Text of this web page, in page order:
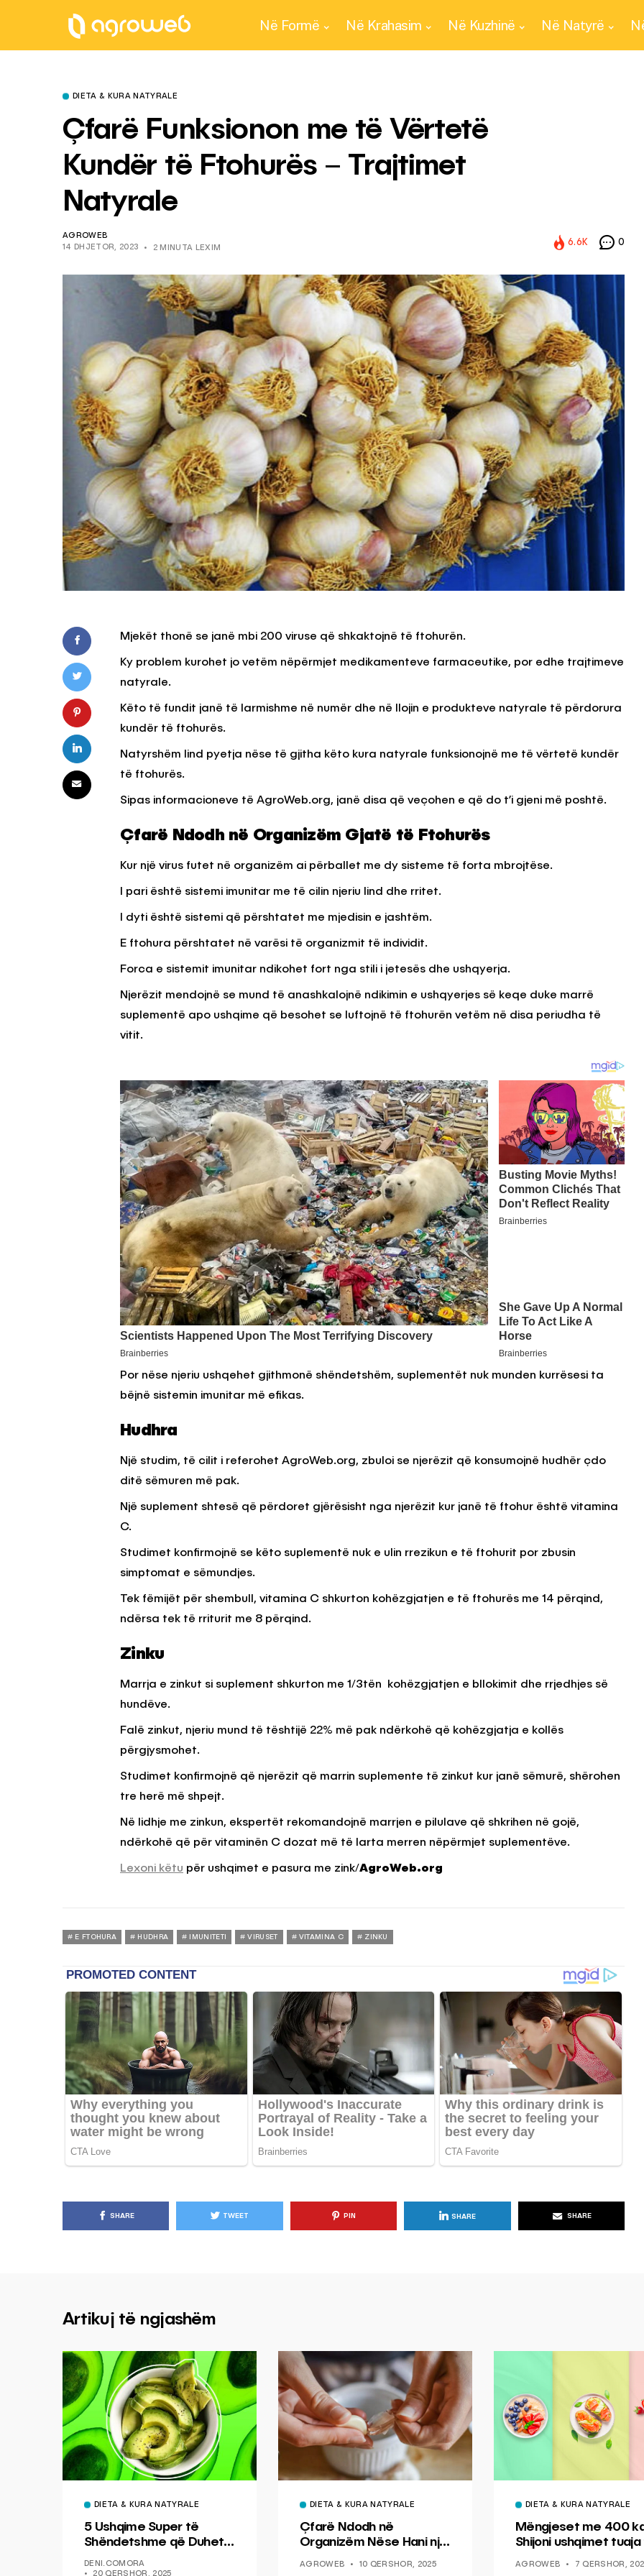
Në Formë Në Krahasim Në Kuzhinë Në Natyrë
DIETA & KURA NATYRALE
Çfarë Funksionon me të Vërtetë
Kundër të Ftohurës – Trajtimet
Natyrale
AGROWEB
14 DHJETOR, 2023
2 MINUTA LEXIM
6.6K 0
Mjekët thonë se janë mbi 200 viruse që shkaktojnë të ftohurën.
Ky problem kurohet jo vetëm nëpërmjet medikamenteve farmaceutike, por edhe trajtimeve
natyrale.
Këto të fundit janë të larmishme në numër dhe në llojin e produkteve natyrale të përdorura
kundër të ftohurës.
Natyrshëm lind pyetja nëse të gjitha këto kura natyrale funksionojnë me të vërtetë kundër
të ftohurës.
Sipas informacioneve të AgroWeb.org, janë disa që veçohen e që do t’i gjeni më poshtë.
Çfarë Ndodh në Organizëm Gjatë të Ftohurës
Kur një virus futet në organizëm ai përballet me dy sisteme të forta mbrojtëse.
I pari është sistemi imunitar me të cilin njeriu lind dhe rritet.
I dyti është sistemi që përshtatet me mjedisin e jashtëm.
E ftohura përshtatet në varësi të organizmit të individit.
Forca e sistemit imunitar ndikohet fort nga stili i jetesës dhe ushqyerja.
Njerëzit mendojnë se mund të anashkalojnë ndikimin e ushqyerjes së keqe duke marrë
suplementë apo ushqime që besohet se luftojnë të ftohurën vetëm në disa periudha të
vitit.
Por nëse njeriu ushqehet gjithmonë shëndetshëm, suplementët nuk munden kurrësesi ta
bëjnë sistemin imunitar më efikas.
Hudhra
Një studim, të cilit i referohet AgroWeb.org, zbuloi se njerëzit që konsumojnë hudhër çdo
ditë sëmuren më pak.
Një suplement shtesë që përdoret gjërësisht nga njerëzit kur janë të ftohur është vitamina
C.
Studimet konfirmojnë se këto suplementë nuk e ulin rrezikun e të ftohurit por zbusin
simptomat e sëmundjes.
Tek fëmijët për shembull, vitamina C shkurton kohëzgjatjen e të ftohurës me 14 përqind,
ndërsa tek të rriturit me 8 përqind.
Zinku
Marrja e zinkut si suplement shkurton me 1/3tën kohëzgjatjen e bllokimit dhe rrjedhjes së
hundëve.
Falë zinkut, njeriu mund të tështijë 22% më pak ndërkohë që kohëzgjatja e kollës
përgjysmohet.
Studimet konfirmojnë që njerëzit që marrin suplemente të zinkut kur janë sëmurë, shërohen
tre herë më shpejt.
Në lidhje me zinkun, ekspertët rekomandojnë marrjen e pilulave që shkrihen në gojë,
ndërkohë që për vitaminën C dozat më të larta merren nëpërmjet suplementëve.
Lexoni këtu për ushqimet e pasura me zink/AgroWeb.org
E FTOHURA HUDHRA IMUNITETI VIRUSET VITAMINA C ZINKU
SHARE TWEET PIN SHARE SHARE
Duhet të Përdorni
e Aluminit për Ruajtjen
7 QERSHOR, 2025
Vijnë Nga Akulloret e
Vjetëruara
Si të Kujdeseni për Freskinë e
Nxehta
Artikuj të ngjashëm
DIETA & KURA NATYRALE
5 Ushqime Super të
Shëndetshme që Duhet
të Shtosh në Dietën
Tënde
DENI.COMORA
20 QERSHOR, 2025
DIETA & KURA NATYRALE
Çfarë Ndodh në
Organizëm Nëse Hani një
AGROWEB 10 QERSHOR, 2025
DIETA & KURA NATYRALE
Mëngjeset me 400
Shijoni ushqimet tuaja
AGROWEB 7 QERSHOR,